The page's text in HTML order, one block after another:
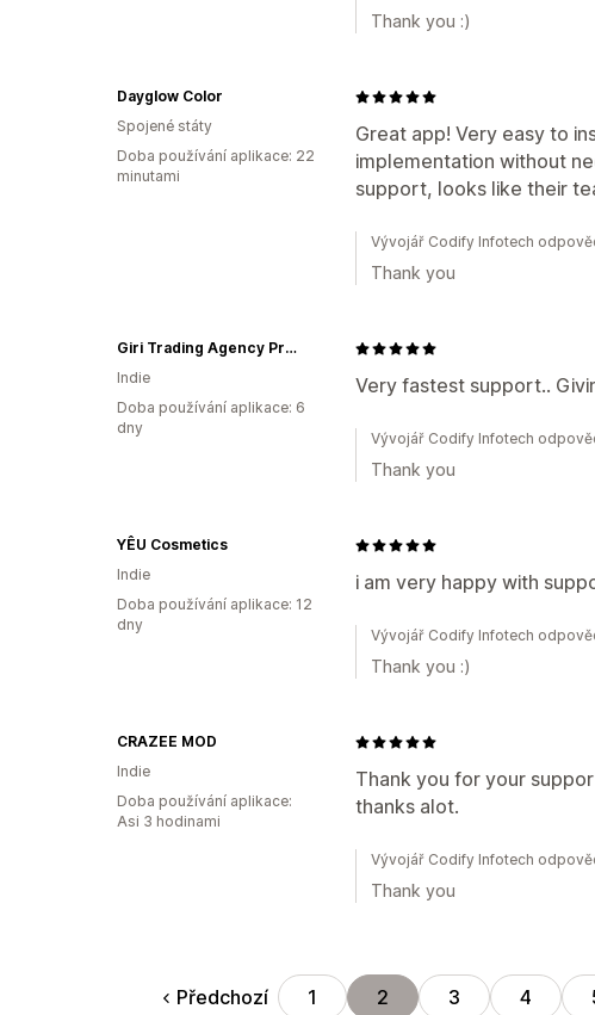
Thank you :)
Great app! Very easy to
implementation without
support, looks like their
Dayglow Color
Spojené státy
Doba používání aplikace: 22
minutami
Vývojář Codify Infotech
Thank you
Very fastest support..
Giri Trading Agency Private Limited
Indie
Doba používání aplikace: 6
dny
Vývojář Codify Infotech
Thank you
i am very happy with
YÊU Cosmetics
Indie
Doba používání aplikace: 12
dny
Vývojář Codify Infotech
Thank you :)
Thank you for your
thanks alot.
CRAZEE MOD
Indie
Doba používání aplikace:
Asi 3 hodinami
Vývojář Codify Infotech
Thank you
Předchozí 1 2 3 4